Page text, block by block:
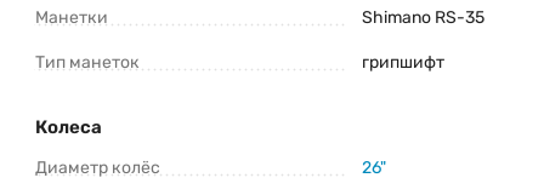
Манетки Shimano RS-35
Тип манеток грипшифт
Колеса
Диаметр колёс 26"